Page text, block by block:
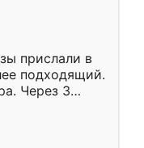
прислали в
подходящий.
Через 3
Остались